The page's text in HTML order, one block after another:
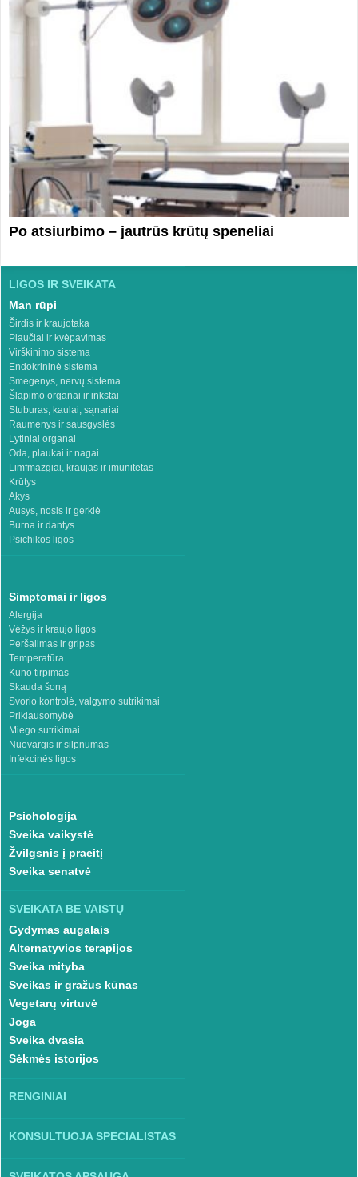
Po atsiurbimo – jautrūs krūtų speneliai
LIGOS IR SVEIKATA
Man rūpi
Širdis ir kraujotaka
Plaučiai ir kvėpavimas
Virškinimo sistema
Endokrininė sistema
Smegenys, nervų sistema
Šlapimo organai ir inkstai
Stuburas, kaulai, sąnariai
Raumenys ir sausgyslės
Lytiniai organai
Oda, plaukai ir nagai
Limfmazgiai, kraujas ir imunitetas
Krūtys
Akys
Ausys, nosis ir gerklė
Burna ir dantys
Psichikos ligos
Simptomai ir ligos
Alergija
Vėžys ir kraujo ligos
Peršalimas ir gripas
Temperatūra
Kūno tirpimas
Skauda šoną
Svorio kontrolė, valgymo sutrikimai
Priklausomybė
Miego sutrikimai
Nuovargis ir silpnumas
Infekcinės ligos
Psichologija
Sveika vaikystė
Žvilgsnis į praeitį
Sveika senatvė
SVEIKATA BE VAISTŲ
Gydymas augalais
Alternatyvios terapijos
Sveika mityba
Sveikas ir gražus kūnas
Vegetarų virtuvė
Joga
Sveika dvasia
Sėkmės istorijos
RENGINIAI
KONSULTUOJA SPECIALISTAS